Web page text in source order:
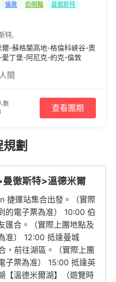
倫敦 伯明翰
曼徹斯特
特,
-蘇格蘭高地-格倫科峽谷-奧
丁堡-阿尼克-約克-倫敦
間
數
查看團期
劃
徹斯特>溫德米爾
捷運站集合出發。（實際
的電子票為准） 10:00 伯
匯合。（實際上團地點及
准） 12:00 抵達曼城
，前往湖區。（實際上團
子票為准） 15:00 抵達英
【溫德米爾湖】（遊覽時